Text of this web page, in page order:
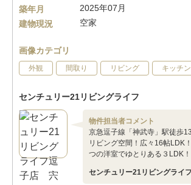
築年月
2025年07月
建物現況
空家
画像カテゴリ
外観 間取り リビング キッチン
センチュリー21リビングライフ
物件担当者コメント
京急逗子線「神武寺」駅徒歩
リビング空間！広々16帖LDK
つの洋室でゆとりある３LDK！
センチュリー21リビングライ